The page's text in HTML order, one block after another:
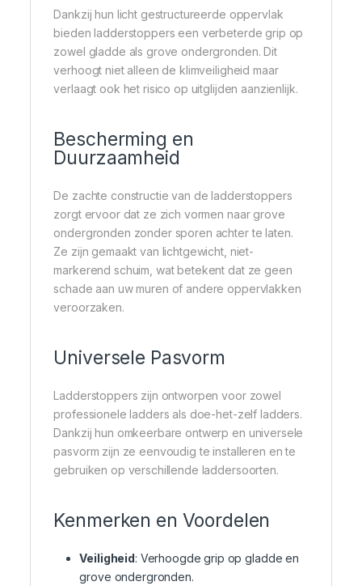
Dankzij hun licht gestructureerde oppervlak
bieden ladderstoppers een verbeterde grip op
zowel gladde als grove ondergronden. Dit
verhoogt niet alleen de klimveiligheid maar
verlaagt ook het risico op uitglijden aanzienlijk.
Bescherming en
Duurzaamheid
De zachte constructie van de ladderstoppers
zorgt ervoor dat ze zich vormen naar grove
ondergronden zonder sporen achter te laten.
Ze zijn gemaakt van lichtgewicht, niet-
markerend schuim, wat betekent dat ze geen
schade aan uw muren of andere oppervlakken
veroorzaken.
Universele Pasvorm
Ladderstoppers zijn ontworpen voor zowel
professionele ladders als doe-het-zelf ladders.
Dankzij hun omkeerbare ontwerp en universele
pasvorm zijn ze eenvoudig te installeren en te
gebruiken op verschillende laddersoorten.
Kenmerken en Voordelen
Veiligheid: Verhoogde grip op gladde en
grove ondergronden.